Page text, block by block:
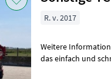
R. v. 2017
Weitere
das einfach und